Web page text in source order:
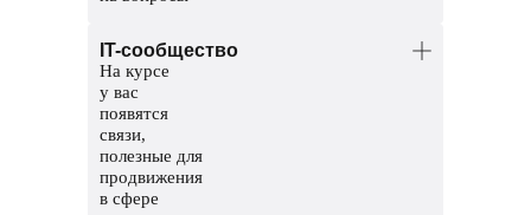
Координаторы — команда заботы
о студентах. Решат организационные
вопросы, поддержат и помогут пройти
обучение до конца.
IT-сообщество
На курсе
у вас
появятся
связи,
полезные для
продвижения
в сфере